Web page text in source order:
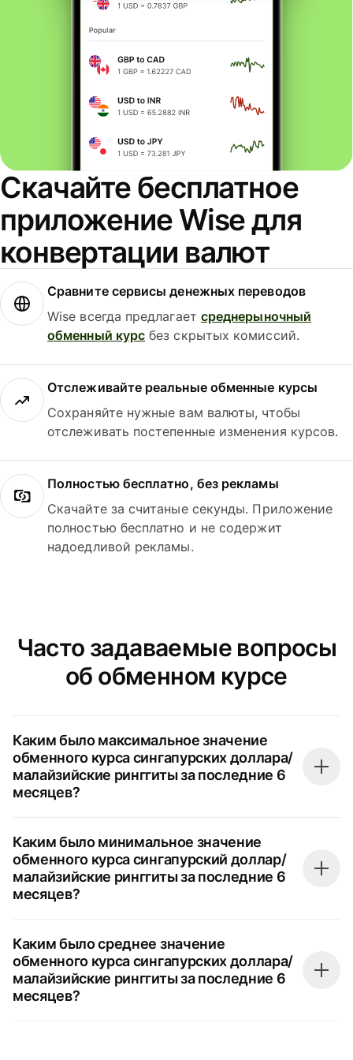
Скачайте бесплатное
приложение Wise для
конвертации валют
Сравните сервисы денежных переводов
Wise всегда предлагает среднерыночный
обменный курс без скрытых комиссий.
Отслеживайте реальные обменные курсы
Сохраняйте нужные вам валюты, чтобы
отслеживать постепенные изменения курсов.
Полностью бесплатно, без рекламы
Скачайте за считаные секунды. Приложение
полностью бесплатно и не содержит
надоедливой рекламы.
Часто задаваемые вопросы
об обменном курсе
Каким было максимальное значение
обменного курса сингапурских доллара/
малайзийские ринггиты за последние 6
месяцев?
Каким было минимальное значение
обменного курса сингапурский доллар/
малайзийские ринггиты за последние 6
месяцев?
Каким было среднее значение
обменного курса сингапурских доллара/
малайзийские ринггиты за последние 6
месяцев?